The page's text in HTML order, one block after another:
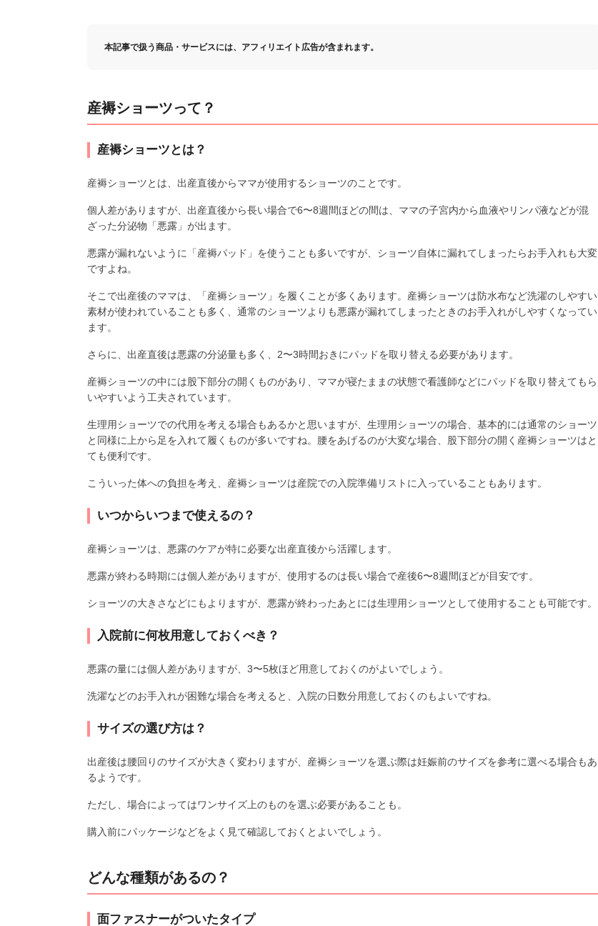
本記事で扱う商品・サービスには、アフィリエイト広告が含まれます。
産褥ショーツって？
産褥ショーツとは？
産褥ショーツとは、出産直後からママが使用するショーツのことです。
個人差がありますが、出産直後から長い場合で6〜8週間ほどの間は、ママの子宮内から血液やリンパ液などが混
ざった分泌物「悪露」が出ます。
悪露が漏れないように「産褥パッド」を使うことも多いですが、ショーツ自体に漏れてしまったらお手入れも大変
ですよね。
そこで出産後のママは、「産褥ショーツ」を履くことが多くあります。産褥ショーツは防水布など洗濯のしやすい
素材が使われていることも多く、通常のショーツよりも悪露が漏れてしまったときのお手入れがしやすくなってい
ます。
さらに、出産直後は悪露の分泌量も多く、2〜3時間おきにパッドを取り替える必要があります。
産褥ショーツの中には股下部分の開くものがあり、ママが寝たままの状態で看護師などにパッドを取り替えてもら
いやすいよう工夫されています。
生理用ショーツでの代用を考える場合もあるかと思いますが、生理用ショーツの場合、基本的には通常のショーツ
と同様に上から足を入れて履くものが多いですね。腰をあげるのが大変な場合、股下部分の開く産褥ショーツはと
ても便利です。
こういった体への負担を考え、産褥ショーツは産院での入院準備リストに入っていることもあります。
いつからいつまで使えるの？
産褥ショーツは、悪露のケアが特に必要な出産直後から活躍します。
悪露が終わる時期には個人差がありますが、使用するのは長い場合で産後6〜8週間ほどが目安です。
ショーツの大きさなどにもよりますが、悪露が終わったあとには生理用ショーツとして使用することも可能です。
入院前に何枚用意しておくべき？
悪露の量には個人差がありますが、3〜5枚ほど用意しておくのがよいでしょう。
洗濯などのお手入れが困難な場合を考えると、入院の日数分用意しておくのもよいですね。
サイズの選び方は？
出産後は腰回りのサイズが大きく変わりますが、産褥ショーツを選ぶ際は妊娠前のサイズを参考に選べる場合もあ
るようです。
ただし、場合によってはワンサイズ上のものを選ぶ必要があることも。
購入前にパッケージなどをよく見て確認しておくとよいでしょう。
どんな種類があるの？
面ファスナーがついたタイプ